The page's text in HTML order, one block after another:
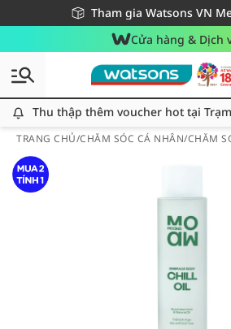
Tham gia Watsons VN
Miễn phí giao hàng cho đơn
Giao hàng nhanh 24h - Áp dụng
Cửa hàng & Dịch
Thu thập thêm voucher hot tại Trạm Voucher
Thu thập thêm voucher hot tại
TRANG CHỦ/CHĂM SÓC CÁ NHÂN/CHĂM